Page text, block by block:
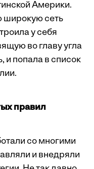
Америки.
широкую сеть
у себя
во главу угла
и попала в список
правил
со многими
и внедряли